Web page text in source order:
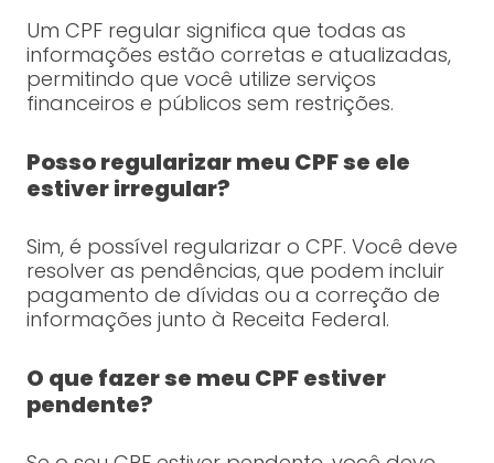
Um CPF regular significa que todas as
informações estão corretas e atualizadas,
permitindo que você utilize serviços
financeiros e públicos sem restrições.
Posso regularizar meu CPF se ele
estiver irregular?
Sim, é possível regularizar o CPF. Você deve
resolver as pendências, que podem incluir
pagamento de dívidas ou a correção de
informações junto à Receita Federal.
O que fazer se meu CPF estiver
pendente?